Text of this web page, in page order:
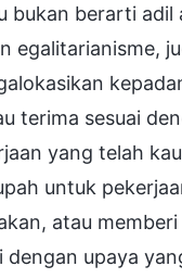
bukan berarti adil
egalitarianisme,
terima sesuai
yang telah
untuk
atau
dengan upaya